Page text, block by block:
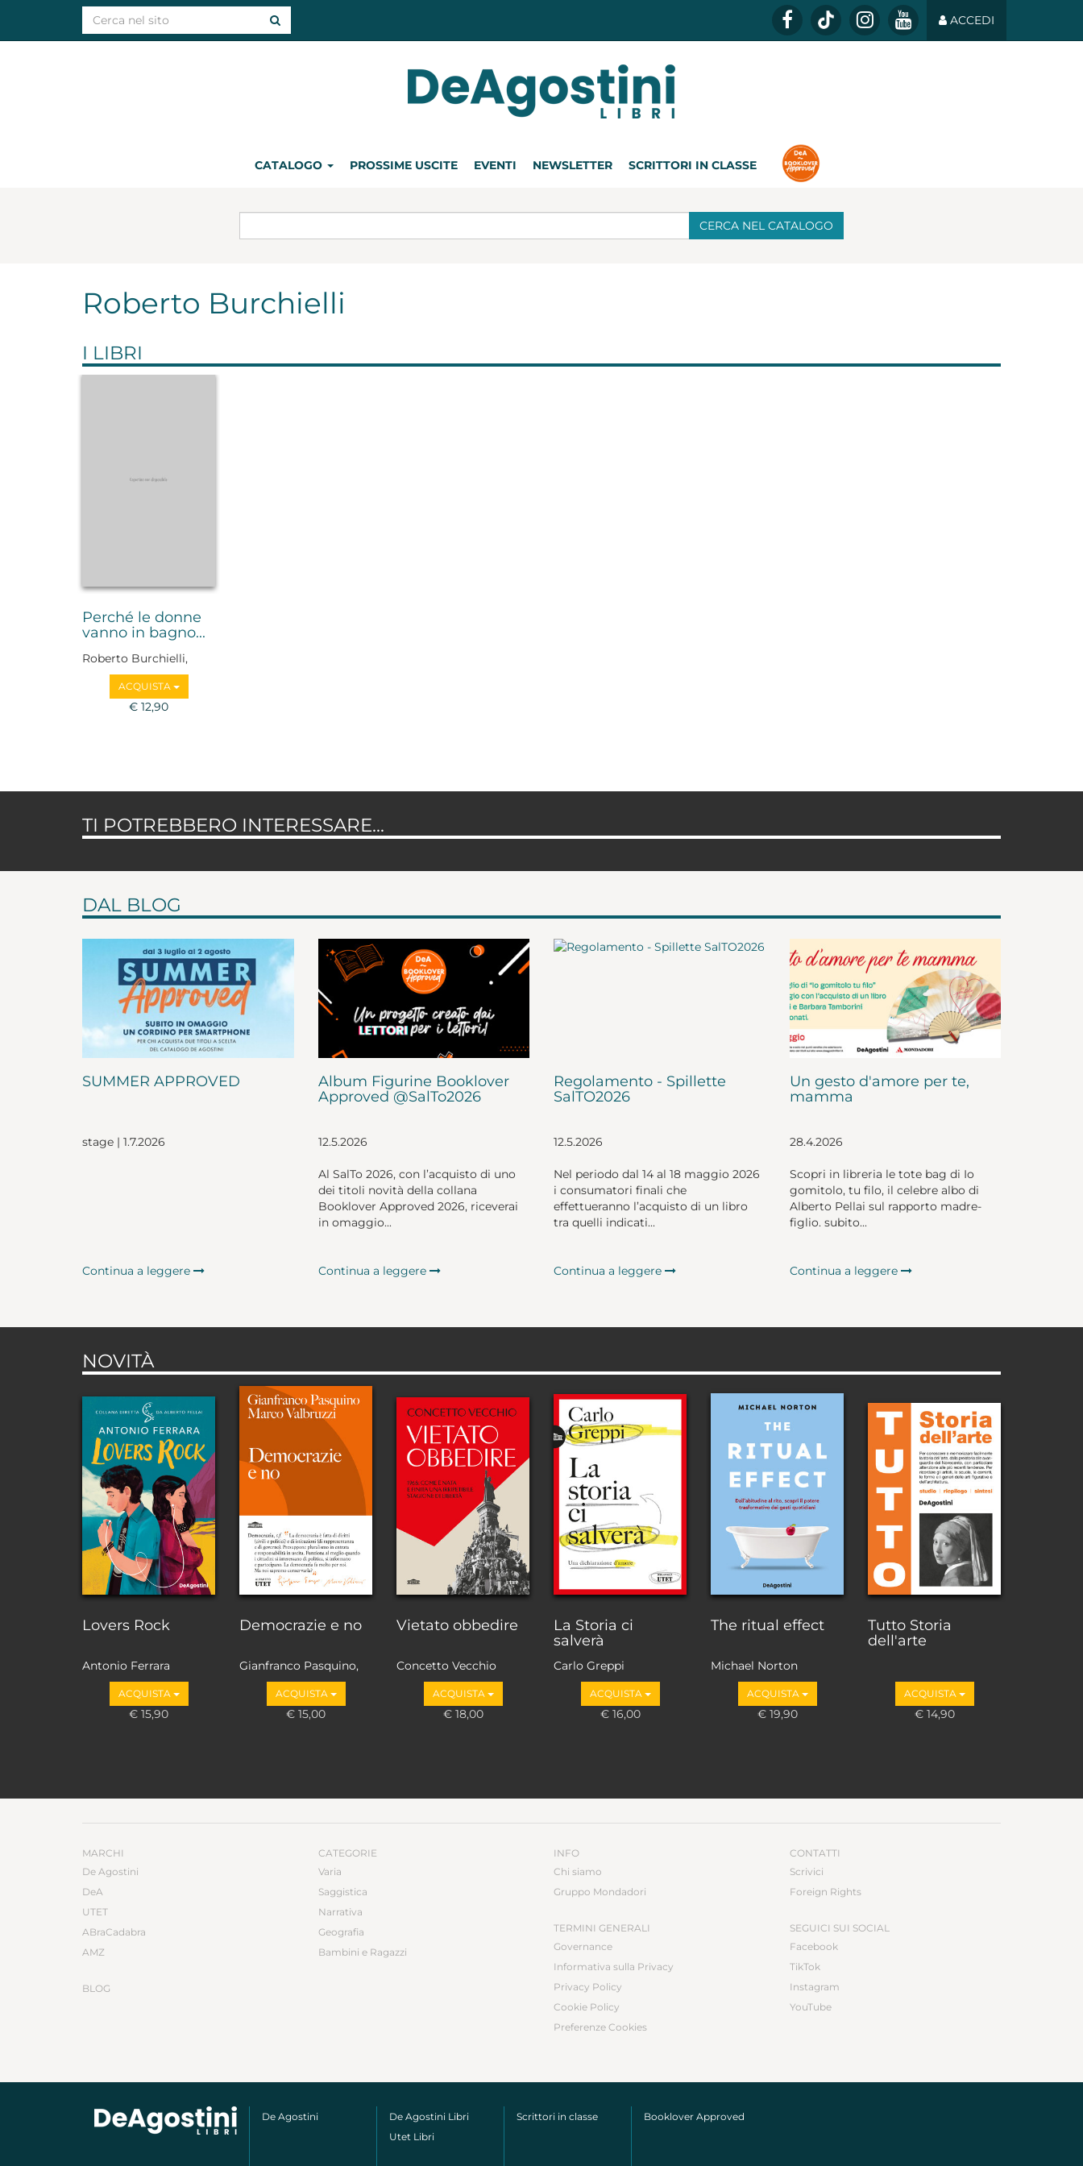
ACCEDI
CATALOGO PROSSIME USCITE EVENTI NEWSLETTER SCRITTORI IN CLASSE
CERCA NEL CATALOGO
Roberto Burchielli
I LIBRI
Perché le donne
vanno in bagno...
Roberto Burchielli,
Antonio Sellitto
ACQUISTA
€ 12,90
TI POTREBBERO INTERESSARE...
DAL BLOG
SUMMER APPROVED
stage | 1.7.2026
Continua a leggere
Album Figurine Booklover
Approved @SalTo2026
12.5.2026
Al SalTo 2026, con l’acquisto di uno
dei titoli novità della collana
Booklover Approved 2026, riceverai
in omaggio...
Continua a leggere
Regolamento - Spillette
SalTO2026
12.5.2026
Nel periodo dal 14 al 18 maggio 2026
i consumatori finali che
effettueranno l’acquisto di un libro
tra quelli indicati...
Continua a leggere
Un gesto d'amore per te,
mamma
28.4.2026
Scopri in libreria le tote bag di Io
gomitolo, tu filo, il celebre albo di
Alberto Pellai sul rapporto madre-
figlio. subito...
Continua a leggere
NOVITÀ
Lovers Rock
Antonio Ferrara
ACQUISTA
€ 15,90
Democrazie e no
Gianfranco Pasquino,
Marco Valbruzzi
ACQUISTA
€ 15,00
Vietato obbedire
Concetto Vecchio
ACQUISTA
€ 18,00
La Storia ci
salverà
Carlo Greppi
ACQUISTA
€ 16,00
The ritual effect
Michael Norton
ACQUISTA
€ 19,90
Tutto Storia
dell'arte
ACQUISTA
€ 14,90
MARCHI
De Agostini
DeA
UTET
ABraCadabra
AMZ
BLOG
CATEGORIE
Varia
Saggistica
Narrativa
Geografia
Bambini e Ragazzi
INFO
Chi siamo
Gruppo Mondadori
TERMINI GENERALI
Governance
Informativa sulla Privacy
Privacy Policy
Cookie Policy
Preferenze Cookies
CONTATTI
Scrivici
Foreign Rights
SEGUICI SUI SOCIAL
Facebook
TikTok
Instagram
YouTube
De Agostini
De Agostini Libri
Utet Libri
Scrittori in classe Booklover Approved